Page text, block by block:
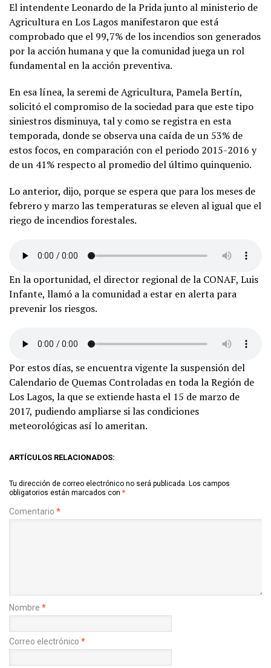
El intendente Leonardo de la Prida junto al ministerio de
Agricultura en Los Lagos manifestaron que está
comprobado que el 99,7% de los incendios son generados
por la acción humana y que la comunidad juega un rol
fundamental en la acción preventiva.
En esa línea, la seremi de Agricultura, Pamela Bertín,
solicitó el compromiso de la sociedad para que este tipo
siniestros disminuya, tal y como se registra en esta
temporada, donde se observa una caída de un 53% de
estos focos, en comparación con el periodo 2015-2016 y
de un 41% respecto al promedio del último quinquenio.
Lo anterior, dijo, porque se espera que para los meses de
febrero y marzo las temperaturas se eleven al igual que el
riego de incendios forestales.
En la oportunidad, el director regional de la CONAF, Luis
Infante, llamó a la comunidad a estar en alerta para
prevenir los riesgos.
Por estos días, se encuentra vigente la suspensión del
Calendario de Quemas Controladas en toda la Región de
Los Lagos, la que se extiende hasta el 15 de marzo de
2017, pudiendo ampliarse si las condiciones
meteorológicas así lo ameritan.
ARTÍCULOS RELACIONADOS:
Tu dirección de correo electrónico no será publicada. Los campos
obligatorios están marcados con *
Comentario *
Nombre *
Correo electrónico *